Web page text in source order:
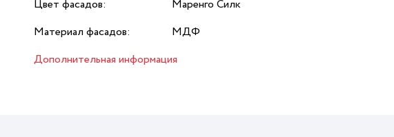
Цвет фасадов:
Маренго Силк
Материал фасадов:
МДФ
Дополнительная информация